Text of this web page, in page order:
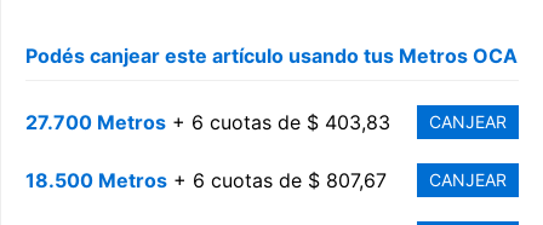
Podés canjear este artículo usando tus Metros OCA
27.700 Metros + 6 cuotas de $ 403,83 CANJEAR
18.500 Metros + 6 cuotas de $ 807,67 CANJEAR